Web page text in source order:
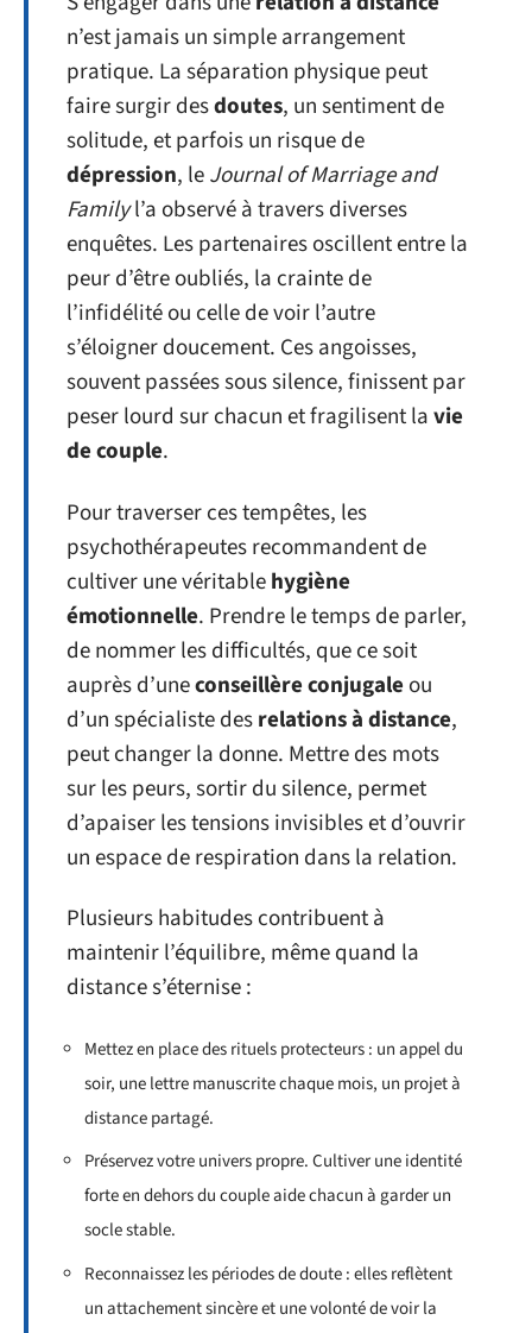
n’est jamais un simple arrangement
pratique. La séparation physique peut
faire surgir desdoutes, un sentiment de
solitude, et parfois un risque de
dépression, leJournal of Marriage and
Familyl’a observé à travers diverses
enquêtes. Les partenaires oscillent entre la
peur d’être oubliés, la crainte de
l’infidélité ou celle de voir l’autre
s’éloigner doucement. Ces angoisses,
souvent passées sous silence, finissent par
peser lourd sur chacun et fragilisent lavie
de couple.
Pour traverser ces tempêtes, les
psychothérapeutes recommandent de
cultiver une véritablehygiène
émotionnelle. Prendre le temps de parler,
de nommer les difficultés, que ce soit
auprès d’uneconseillère conjugale ou
d’un spécialiste desrelations à distance,
peut changer la donne. Mettre des mots
sur les peurs, sortir du silence, permet
d’apaiser les tensions invisibles et d’ouvrir
un espace de respiration dans la relation.
Plusieurs habitudes contribuent à
maintenir l’équilibre, même quand la
distance s’éternise :
Mettez en place des rituels protecteurs : un appel du
soir, une lettre manuscrite chaque mois, un projet à
distance partagé.
Préservez votre univers propre. Cultiver une identité
forte en dehors du couple aide chacun à garder un
socle stable.
Reconnaissez les périodes de doute : elles reflètent
un attachement sincère et une volonté de voir la